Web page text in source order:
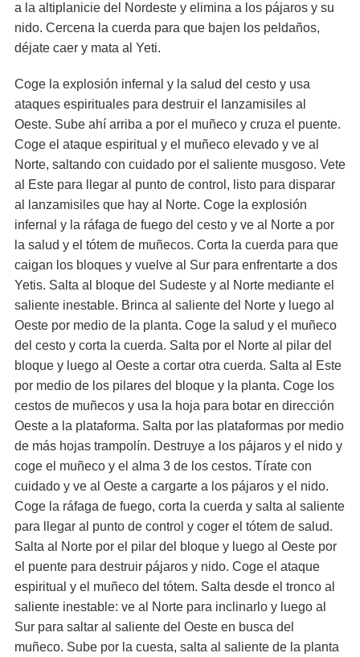
a la altiplanicie del Nordeste y elimina a los pájaros y su
nido. Cercena la cuerda para que bajen los peldaños,
déjate caer y mata al Yeti.
Coge la explosión infernal y la salud del cesto y usa
ataques espirituales para destruir el lanzamisiles al
Oeste. Sube ahí arriba a por el muñeco y cruza el puente.
Coge el ataque espiritual y el muñeco elevado y ve al
Norte, saltando con cuidado por el saliente musgoso. Vete
al Este para llegar al punto de control, listo para disparar
al lanzamisiles que hay al Norte. Coge la explosión
infernal y la ráfaga de fuego del cesto y ve al Norte a por
la salud y el tótem de muñecos. Corta la cuerda para que
caigan los bloques y vuelve al Sur para enfrentarte a dos
Yetis. Salta al bloque del Sudeste y al Norte mediante el
saliente inestable. Brinca al saliente del Norte y luego al
Oeste por medio de la planta. Coge la salud y el muñeco
del cesto y corta la cuerda. Salta por el Norte al pilar del
bloque y luego al Oeste a cortar otra cuerda. Salta al Este
por medio de los pilares del bloque y la planta. Coge los
cestos de muñecos y usa la hoja para botar en dirección
Oeste a la plataforma. Salta por las plataformas por medio
de más hojas trampolín. Destruye a los pájaros y el nido y
coge el muñeco y el alma 3 de los cestos. Tírate con
cuidado y ve al Oeste a cargarte a los pájaros y el nido.
Coge la ráfaga de fuego, corta la cuerda y salta al saliente
para llegar al punto de control y coger el tótem de salud.
Salta al Norte por el pilar del bloque y luego al Oeste por
el puente para destruir pájaros y nido. Coge el ataque
espiritual y el muñeco del tótem. Salta desde el tronco al
saliente inestable: ve al Norte para inclinarlo y luego al
Sur para saltar al saliente del Oeste en busca del
muñeco. Sube por la cuesta, salta al saliente de la planta